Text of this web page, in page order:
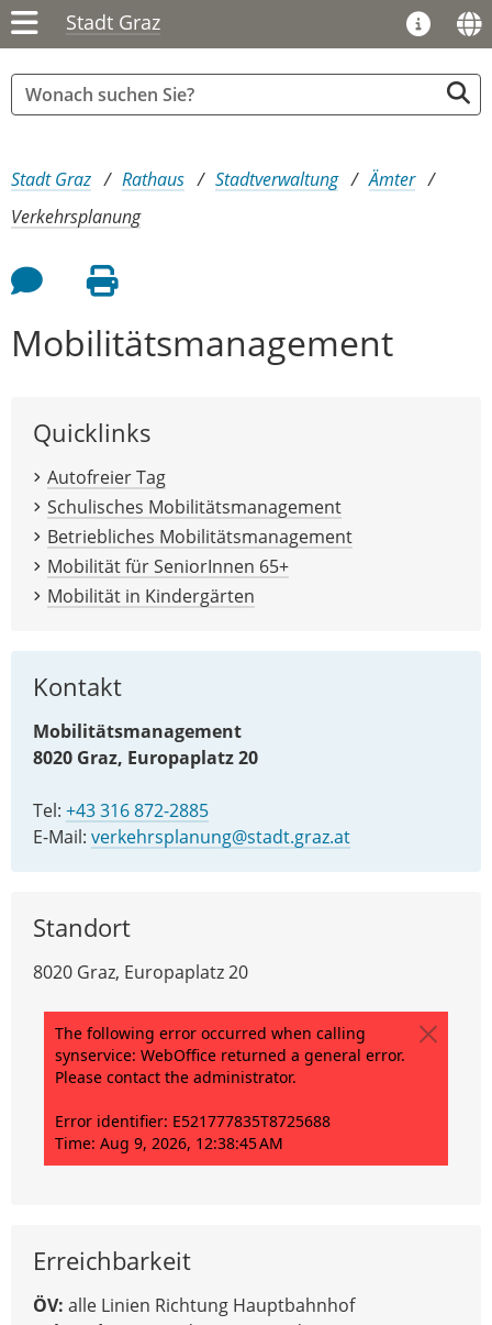
Stadt Graz
Sie sind hier:
Stadt Graz Rathaus Stadtverwaltung
Ämter
Verkehrsplanung
Feedback an Autor
Seite drucken
Mobilitätsmanagement
Quicklinks
Autofreier Tag
Schulisches Mobilitätsmanagement
Betriebliches Mobilitätsmanagement
Mobilität für SeniorInnen 65+
Mobilität in Kindergärten
Kontakt
Mobilitätsmanagement
8020 Graz, Europaplatz 20
Tel: +43 316 872-2885
E-Mail: verkehrsplanung@stadt.graz.at
Standort
8020 Graz, Europaplatz 20
Erreichbarkeit
ÖV: alle Linien Richtung Hauptbahnhof